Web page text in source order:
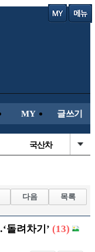
MY 글쓰기
국산차
군사/무기
다음 목록
돌려차기’ (13)